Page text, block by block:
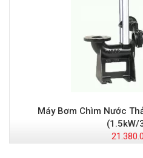
Máy Bơm Chìm Nước
(1.5kW/